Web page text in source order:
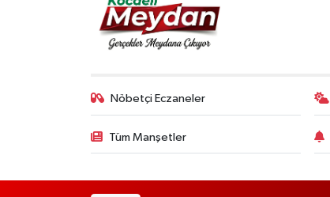
Nöbetçi Eczaneler
Tüm Manşetler